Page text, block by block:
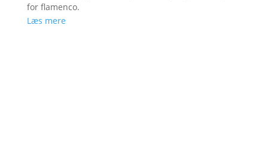
for flamenco.
Læs mere